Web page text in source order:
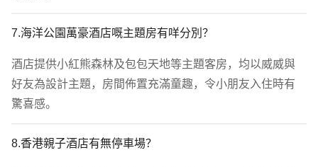
7.海洋公園萬豪酒店嘅主題房有咩分別？
酒店提供小紅熊森林及包包天地等主題客房，均以威威與
好友為設計主題，房間佈置充滿童趣，令小朋友入住時有
驚喜感。
8.香港親子酒店有無停車場？